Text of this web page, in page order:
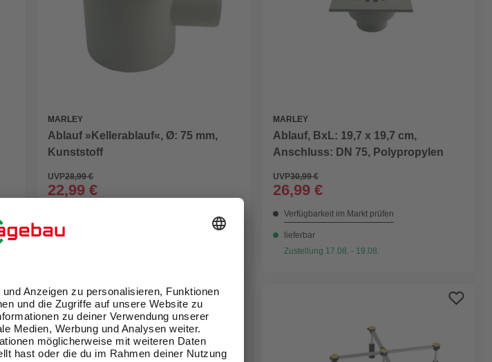
MARLEY
Ablauf »Kellerablauf«, Ø: 75 mm,
Kunststoff
UVP28,99 €
22,99 €
lieferbar
MARLEY
Ablauf, BxL: 19,7 x 19,7 cm,
Anschluss: DN 75, Polypropylen
UVP30,99 €
26,99 €
Verfügbarkeit im Markt prüfen
lieferbar
Zustellung 17.08. - 19.08.